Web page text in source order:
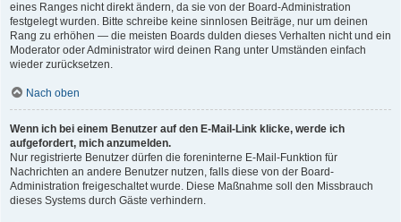
eines Ranges nicht direkt ändern, da sie von der Board-Administration
festgelegt wurden. Bitte schreibe keine sinnlosen Beiträge, nur um deinen
Rang zu erhöhen — die meisten Boards dulden dieses Verhalten nicht und ein
Moderator oder Administrator wird deinen Rang unter Umständen einfach
wieder zurücksetzen.
Nach oben
Wenn ich bei einem Benutzer auf den E-Mail-Link klicke, werde ich
aufgefordert, mich anzumelden.
Nur registrierte Benutzer dürfen die foreninterne E-Mail-Funktion für
Nachrichten an andere Benutzer nutzen, falls diese von der Board-
Administration freigeschaltet wurde. Diese Maßnahme soll den Missbrauch
dieses Systems durch Gäste verhindern.